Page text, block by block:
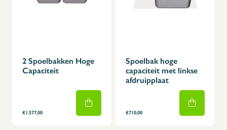
2 Spoelbakken Hoge
Capaciteit
€1.577,00
Spoelbak hoge
capaciteit met linkse
afdruipplaat
€710,00